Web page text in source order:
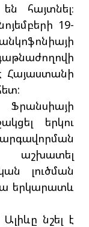
հայտնել։
19-
Հայաստանի
երկու
լուծման
երկարատև
նշել է